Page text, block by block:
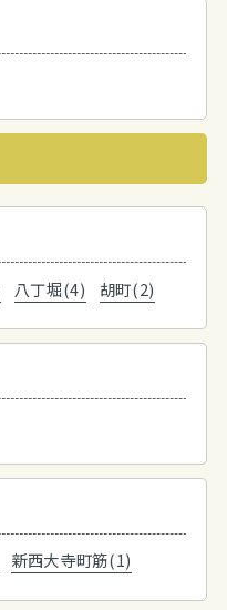
八丁堀(4) 胡町(2)
新西大寺町筋(1)